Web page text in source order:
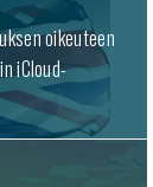
oikeuteen
iCloud-